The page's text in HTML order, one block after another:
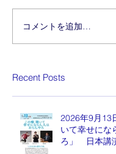
コメントを追加…
Recent Posts
2026年9月13
いて幸せにな
ろ」 日本講